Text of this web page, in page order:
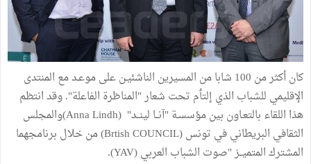
كان أكثر من 100 شابا من المسيرين الناشئيـن على موعـد مع المنتدى
الإقليمي للشباب الذي إلتٲم تحت شعار "المناظرة الفاعلة". وقد انتظم
هذا اللقاء بالتعـاون بين مؤسسـة "آنــا لينــد" (Anna Lindh)والمجلس
الثقافي البريطاني في تونس (Brtish COUNCIL) من خلال برنامجهما
المشترك المتميــز "صوت الشباب العربي (YAV).